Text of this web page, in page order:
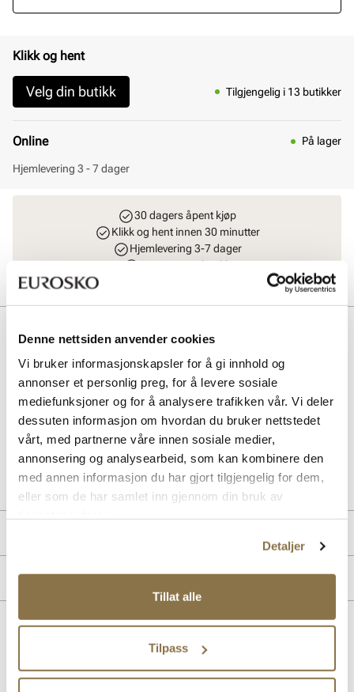
Denne nettsiden anvender cookies
Vi bruker informasjonskapsler for å gi innhold og
annonser et personlig preg, for å levere sosiale
mediefunksjoner og for å analysere trafikken vår. Vi deler
dessuten informasjon om hvordan du bruker nettstedet
vårt, med partnerne våre innen sosiale medier,
annonsering og analysearbeid, som kan kombinere den
med annen informasjon du har gjort tilgjengelig for dem,
eller som de har samlet inn gjennom din bruk av
Detaljer
Tillat alle
Tilpass
Klikk og hent
Velg din butikk Tilgjengelig i 13 butikker
Online På lager
Hjemlevering 3 - 7 dager
30 dagers åpent kjøp
Klikk og hent innen 30 minutter
Hjemlevering 3-7 dager
Gratis retur i butikk
BIRKENSTOCK Gizeh LEOI Regular kombinerer tidløs eleganse med
funksjonell komfort. Sandalen har en overdel i oljet nubukkskinn
med åpen kant, og en formstøpt kork- og skinninnersåle som gir
optimal støtte. EVA-yttersålen sikrer letthet og fleksibilitet, perfekt for
dame som ønsker en minimalistisk og moderne sandal.
Art. nr41192469
Lev. art. nr845251
Såle:EVA såle
Merke
Lignende produkter
SALG